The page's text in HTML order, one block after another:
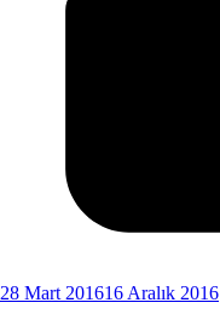
28 Mart 201616 Aralık 2016